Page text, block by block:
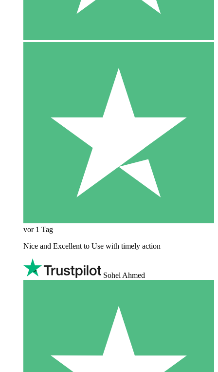
vor 1 Tag
Nice and Excellent to Use with timely action
Sohel Ahmed